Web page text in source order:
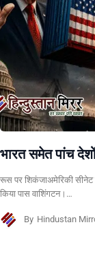
भारत समेत पांच
रूस पर शिकंजाअमेरिकी
किया पास वाशिंगटन।…
By Hindustan